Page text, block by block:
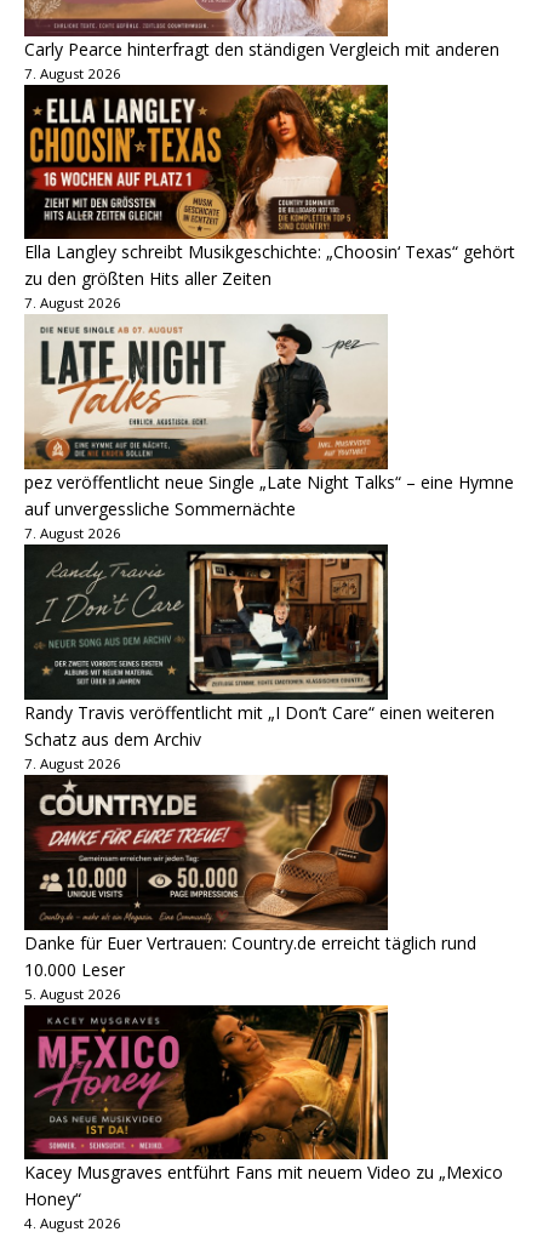
Carly Pearce hinterfragt den ständigen Vergleich mit anderen
7. August 2026
Ella Langley schreibt Musikgeschichte: „Choosin‘ Texas“ gehört
zu den größten Hits aller Zeiten
7. August 2026
pez veröffentlicht neue Single „Late Night Talks“ – eine Hymne
auf unvergessliche Sommernächte
7. August 2026
Randy Travis veröffentlicht mit „I Don’t Care“ einen weiteren
Schatz aus dem Archiv
7. August 2026
Danke für Euer Vertrauen: Country.de erreicht täglich rund
10.000 Leser
5. August 2026
Kacey Musgraves entführt Fans mit neuem Video zu „Mexico
Honey“
4. August 2026